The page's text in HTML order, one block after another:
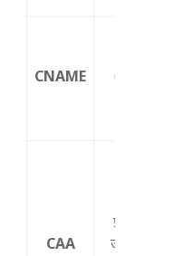
CNAME
(CDN /
CAA
प्रमाणपत्र
जारी करने